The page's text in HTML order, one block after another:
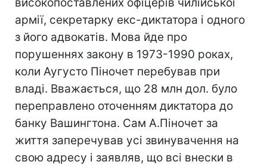
армії, секретарку екс-диктатора і одного
з його адвокатів. Мова йде про
порушеннях закону в 1973-1990 роках,
коли Аугусто Піночет перебував при
владі. Вважається, що 28 млн дол. було
переправлено оточенням диктатора до
банку Вашингтона. Сам А.Піночет за
життя заперечував усі звинувачення на
свою адресу і заявляв, що всі внески в